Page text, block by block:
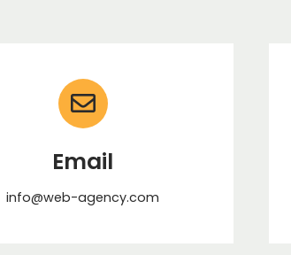
Email
info@web-agency.com